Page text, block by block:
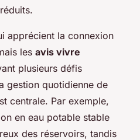
apprécient la connexion
les avis vivre
plusieurs défis
gestion quotidienne de
centrale. Par exemple,
en eau potable stable
des réservoirs, tandis